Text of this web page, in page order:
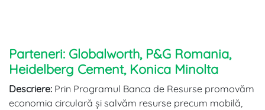
Parteneri: Globalworth, P&G Romania,
Heidelberg Cement, Konica Minolta
Descriere: Prin Programul Banca de Resurse promovăm
economia circulară și salvăm resurse precum mobilă,